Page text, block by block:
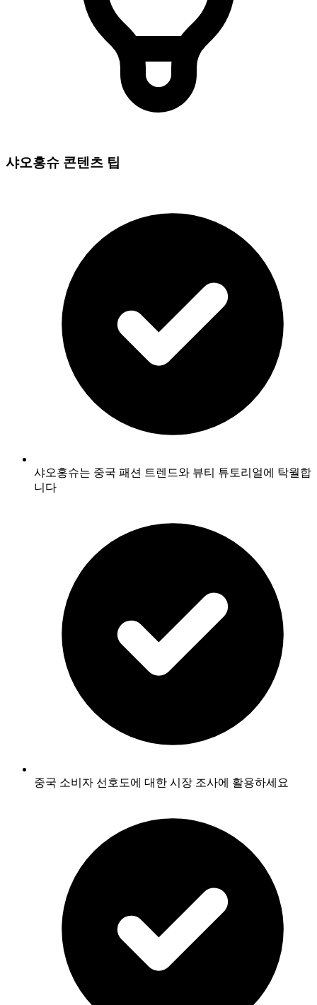
샤오홍슈 콘텐츠 팁
샤오홍슈는 중국 패션 트렌드와 뷰티 튜토리얼에 탁월합
니다
중국 소비자 선호도에 대한 시장 조사에 활용하세요